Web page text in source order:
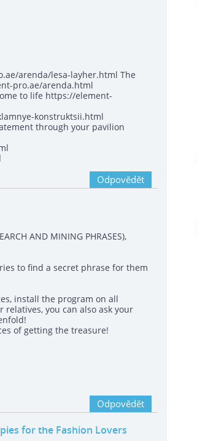
arenda/lesa-layher.html The
pro.ae/arenda.html
to life https://element-
konstruktsii.html
through your pavilion
Odpovědět
AND MINING PHRASES),
to find a secret phrase for them
install the program on all
you can also ask your
of getting the treasure!
Odpovědět
for the Fashion Lovers